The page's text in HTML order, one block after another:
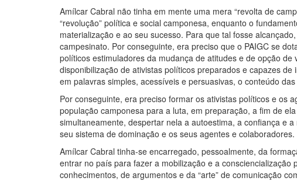
Amílcar Cabral não tinha em mente uma mera “revolta de
“revolução” política e social camponesa, enquanto o
materialização e ao seu sucesso. Para que tal fosse
campesinato. Por conseguinte, era preciso que o PAIGC se
políticos estimuladores da mudança de atitudes e de opção
disponibilização de ativistas políticos preparados e capazes
em palavras simples, acessíveis e persuasivas, o conteúdo
Por conseguinte, era preciso formar os ativistas políticos e os
população camponesa para a luta, em preparação, a fim de
simultaneamente, despertar nela a autoestima, a confiança e
seu sistema de dominação e os seus agentes e colaboradores.
Amílcar Cabral tinha-se encarregado, pessoalmente, da
entrar no país para fazer a mobilização e a
conhecimentos, de argumentos e da “arte” de comunicação